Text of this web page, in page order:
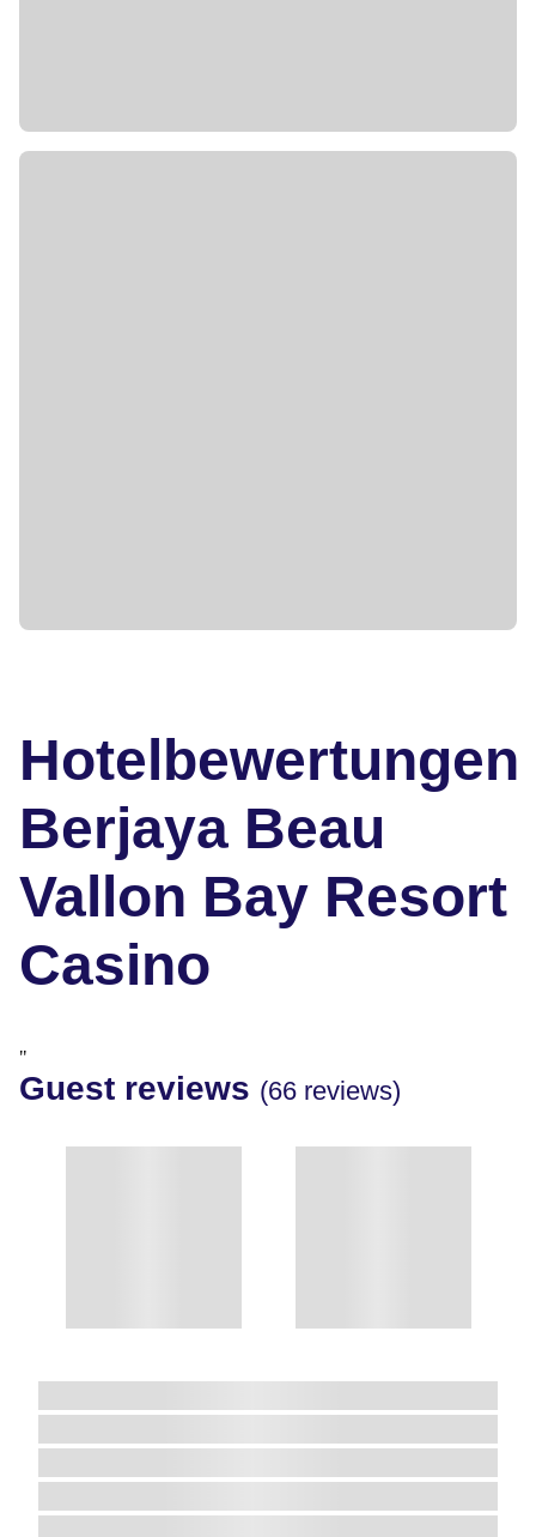
Hotelbewertungen
Berjaya Beau
Vallon Bay Resort
Casino
"
Guest reviews (66 reviews)